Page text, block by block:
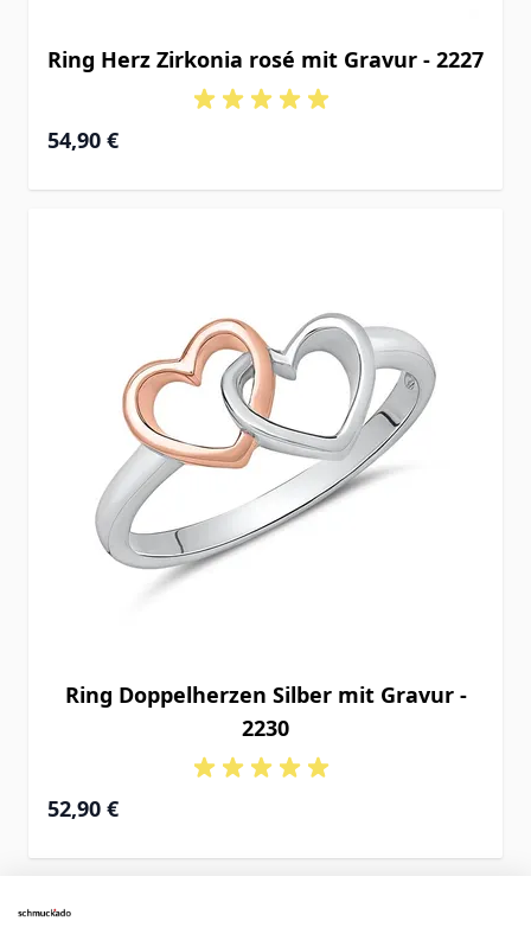
Ring Herz Zirkonia rosé mit Gravur - 2227
54,90 €
Ring Doppelherzen Silber mit Gravur -
2230
52,90 €